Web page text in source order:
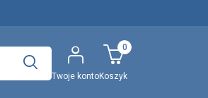
Twoje kontoKoszyk
0